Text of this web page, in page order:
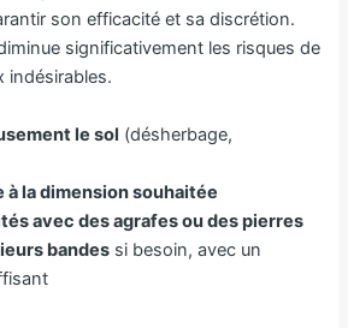
son efficacité et sa discrétion.
significativement les risques de
indésirables.
le sol (désherbage,
à la dimension souhaitée
avec des agrafes ou des pierres
bandes si besoin, avec un